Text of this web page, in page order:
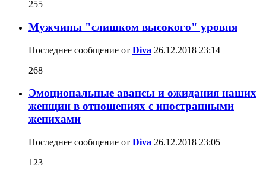
255
Мужчины "слишком высокого" уровня
Последнее сообщение от Diva 26.12.2018 23:14
268
Эмоциональные авансы и ожидания наших
женщин в отношениях с иностранными
женихами
Последнее сообщение от Diva 26.12.2018 23:05
123